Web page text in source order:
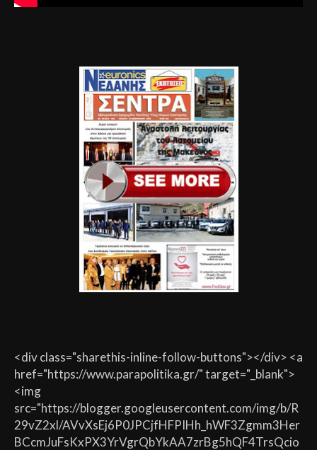
<div class="sharethis-inline-follow-buttons"></div> <a
href="https://www.parapolitika.gr/" target="_blank">
<img
src="https://blogger.googleusercontent.com/img/b/R
29vZ2xl/AVvXsEj6P0JPCjfHFPIHh_hWF3Zgmm3Her
BCcmJuFsKxPX3YrVgrQbYkAA7zrBg5hQF4TrsQcio